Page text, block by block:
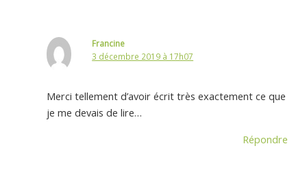
Francine
3 décembre 2019 à 17h07
Merci tellement d’avoir écrit très exactement ce que
je me devais de lire…
Répondre